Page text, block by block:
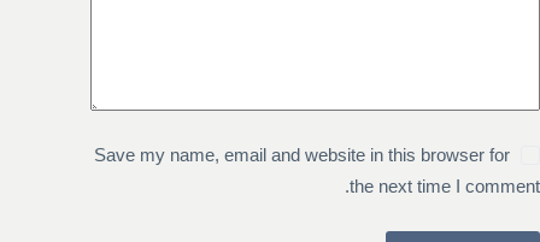
Save my name, email and website in this browser for
the next time I comment.